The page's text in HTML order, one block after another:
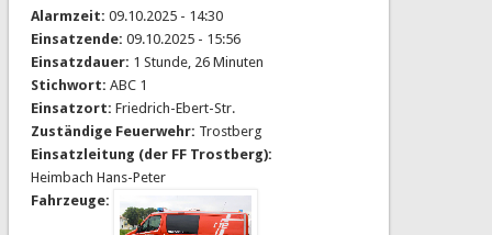
Alarmzeit: 09.10.2025 - 14:30
Einsatzende: 09.10.2025 - 15:56
Einsatzdauer: 1 Stunde, 26 Minuten
Stichwort: ABC 1
Einsatzort: Friedrich-Ebert-Str.
Zuständige Feuerwehr: Trostberg
Einsatzleitung (der FF Trostberg):
Heimbach Hans-Peter
Fahrzeuge: